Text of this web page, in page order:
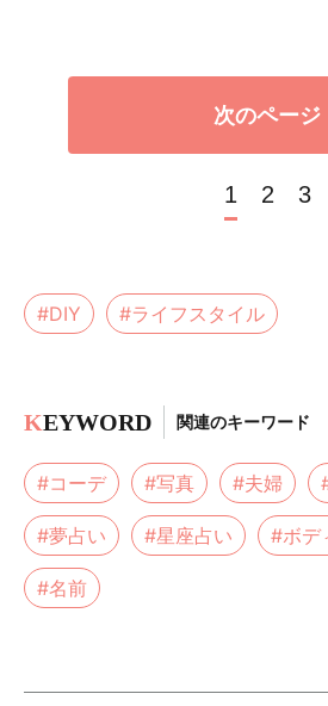
次のページ
1 2 3
#DIY #ライフスタイル
KEYWORD 関連のキーワード
#コーデ #写真 #夫婦
#夢占い #星座占い #ボデ
#名前